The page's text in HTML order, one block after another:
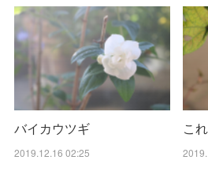
バイカウツギ
2019.12.16 02:25
こ